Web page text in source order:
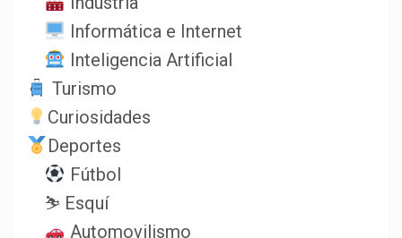
Informática e Internet
Inteligencia Artificial
Turismo
Curiosidades
Deportes
Fútbol
⛷️ Esquí
Automovilismo